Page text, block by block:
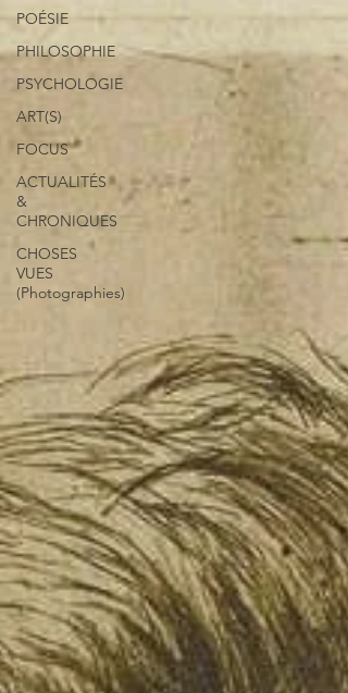
POÉSIE
PHILOSOPHIE
PSYCHOLOGIE
ART(S)
FOCUS
ACTUALITÉS
&
CHRONIQUES
CHOSES
VUES
(Photographies)